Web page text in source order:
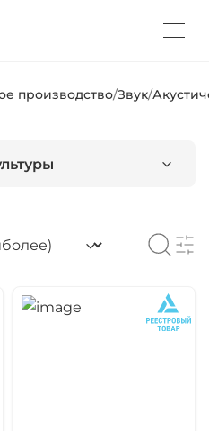
производство/Звук/